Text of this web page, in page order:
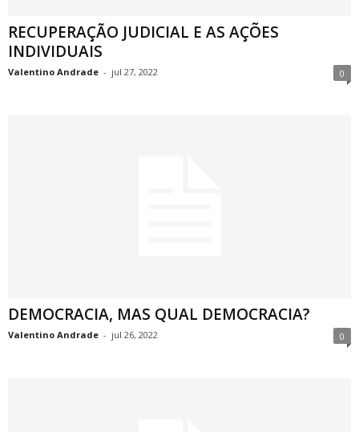
RECUPERAÇÃO JUDICIAL E AS AÇÕES
INDIVIDUAIS
Valentino Andrade - jul 27, 2022 0
DEMOCRACIA, MAS QUAL DEMOCRACIA?
Valentino Andrade - jul 26, 2022 0